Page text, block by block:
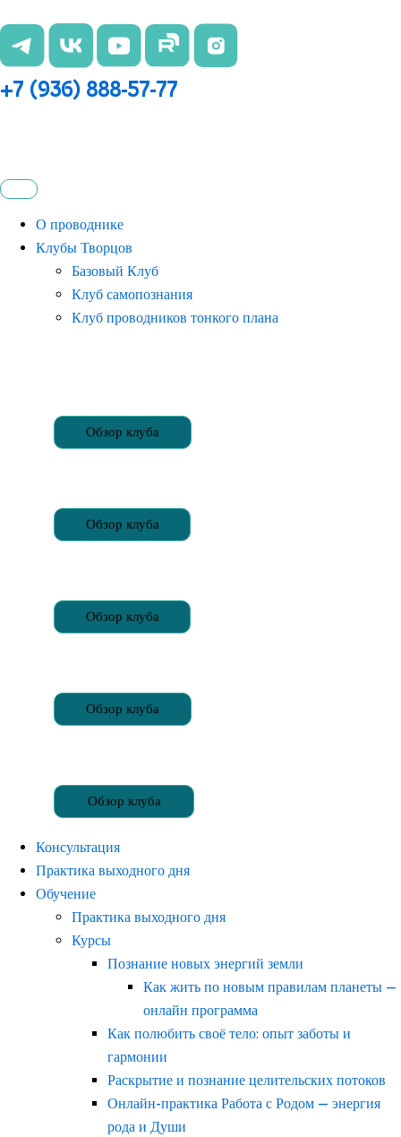
к
содержимому
+7 (936) 888-57-77
О проводнике
Клубы Творцов
Базовый Клуб
Клуб самопознания
Клуб проводников тонкого плана
Обзор клуба
Обзор клуба
Обзор клуба
Обзор клуба
Обзор клуба
Консультация
Практика выходного дня
Обучение
Практика выходного дня
Курсы
Познание новых энергий земли
Как жить по новым правилам планеты —
онлайн программа
Как полюбить своё тело: опыт заботы и
гармонии
Раскрытие и познание целительских потоков
Онлайн-практика Работа с Родом — энергия
рода и Души